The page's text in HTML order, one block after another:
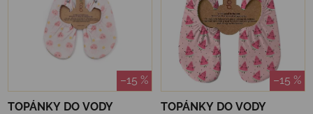
–15 %
TOPÁNKY DO VODY
–15 %
TOPÁNKY DO VODY